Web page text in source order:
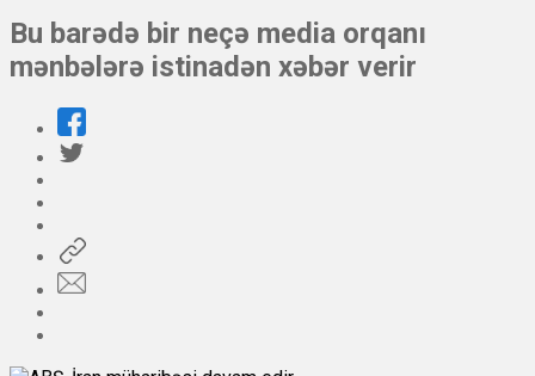
Bu barədə bir neçə media orqanı
mənbələrə istinadən xəbər verir